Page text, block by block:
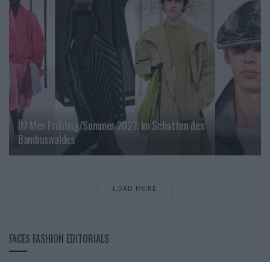
IM Men Frühling/Sommer 2027: Im Schatten des
Bambuswaldes
LOAD MORE
FACES FASHION EDITORIALS